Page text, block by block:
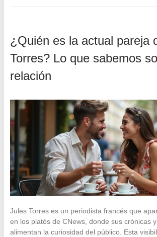
¿Quién es la actual pareja
Torres? Lo que sabemos
relación
Jules Torres es un periodista francés que
en los platós de CNews, donde sus crónicas
alimentan la curiosidad del público. Esta